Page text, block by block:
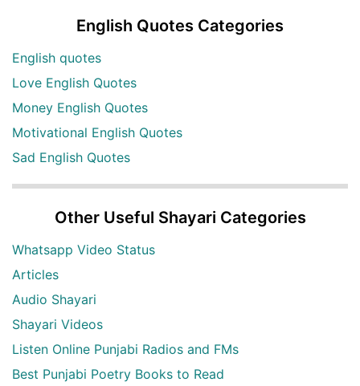
English Quotes Categories
English quotes
Love English Quotes
Money English Quotes
Motivational English Quotes
Sad English Quotes
Other Useful Shayari Categories
Whatsapp Video Status
Articles
Audio Shayari
Shayari Videos
Listen Online Punjabi Radios and FMs
Best Punjabi Poetry Books to Read